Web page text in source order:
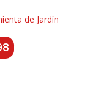
de Jardín